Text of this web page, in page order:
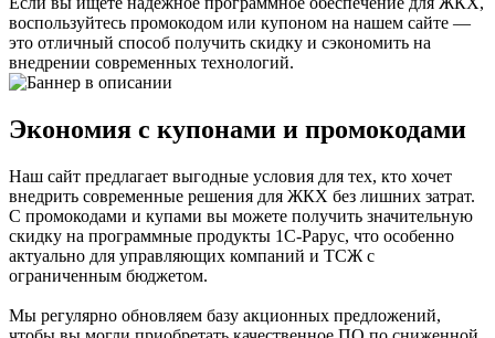
воспользуйтесь промокодом или купоном на нашем сайте —
это отличный способ получить скидку и сэкономить на
внедрении современных технологий.
Экономия с купонами и промокодами
Наш сайт предлагает выгодные условия для тех, кто хочет
внедрить современные решения для ЖКХ без лишних затрат.
С промокодами и купами вы можете получить значительную
скидку на программные продукты 1С-Рарус, что особенно
актуально для управляющих компаний и ТСЖ с
ограниченным бюджетом.
Мы регулярно обновляем базу акционных предложений,